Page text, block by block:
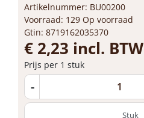
Artikelnummer: BU00200
Voorraad: 129 Op voorraad
Gtin: 8719162035370
€ 2,23 incl. BTW
Prijs per 1 stuk
-